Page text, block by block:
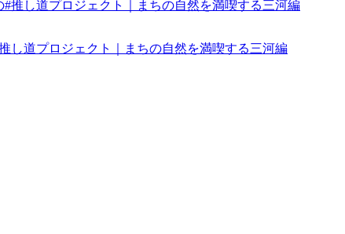
し道プロジェクト｜まちの自然を満喫する三河編